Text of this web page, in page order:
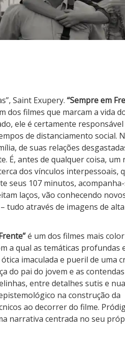
Saint Exupery. “Sempre em
dos filmes que marcam a vida
ele é certamente
de distanciamento social.
de suas relações
É, antes de qualquer coisa, um
dos vínculos interpessoais,
seus 107 minutos,
laços, vão conhecendo
tudo através de imagens de alta
é um dos filmes mais
a qual as temáticas profundas
imaculada e pueril de uma
do pai do jovem e as
entre detalhes sutis e
na construção da
ao decorrer do filme.
narrativa centrada no seu